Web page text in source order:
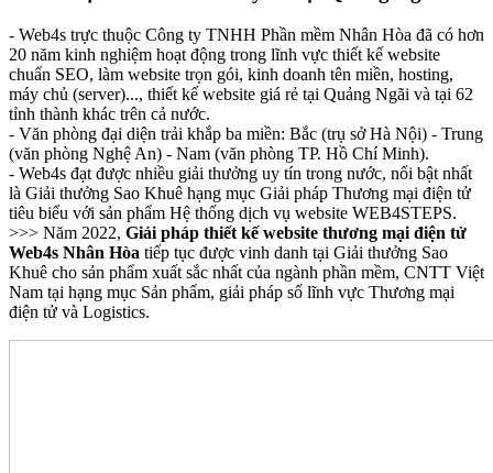
- Web4s trực thuộc Công ty TNHH Phần mềm Nhân Hòa đã có hơn
20 năm kinh nghiệm hoạt động trong lĩnh vực thiết kế website
chuẩn SEO, làm website trọn gói, kinh doanh tên miền, hosting,
máy chủ (server)..., thiết kế website giá rẻ tại Quảng Ngãi và tại 62
tỉnh thành khác trên cả nước.
- Văn phòng đại diện trải khắp ba miền: Bắc (trụ sở Hà Nội) - Trung
(văn phòng Nghệ An) - Nam (văn phòng TP. Hồ Chí Minh).
- Web4s đạt được nhiều giải thưởng uy tín trong nước, nổi bật nhất
là Giải thưởng Sao Khuê hạng mục Giải pháp Thương mại điện tử
tiêu biểu với sản phẩm Hệ thống dịch vụ website WEB4STEPS.
>>> Năm 2022, Giải pháp thiết kế website thương mại điện tử
Web4s Nhân Hòa tiếp tục được vinh danh tại Giải thưởng Sao
Khuê cho sản phẩm xuất sắc nhất của ngành phần mềm, CNTT Việt
Nam tại hạng mục Sản phẩm, giải pháp số lĩnh vực Thương mại
điện tử và Logistics.